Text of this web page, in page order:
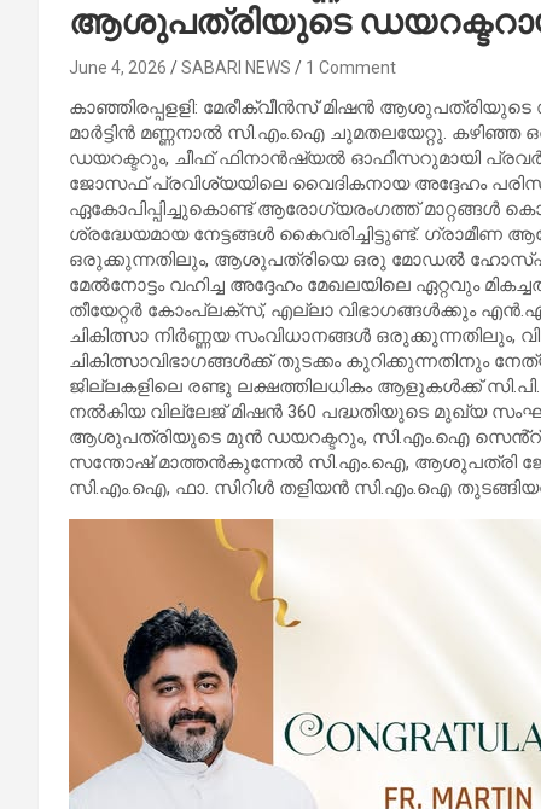
ആശുപത്രിയുടെ
June 4, 2026 SABARI NEWS 1 Comment
കാഞ്ഞിരപ്പളളി: മേരീക്വീൻസ് മിഷൻ
മാർട്ടിൻ മണ്ണനാൽ സി.എം.ഐ ചുമതലയേറ്റു.
ഡയറക്ടറും, ചീഫ് ഫിനാൻഷ്യൽ ഓഫീസറുമായി
ജോസഫ് പ്രവിശ്യയിലെ വൈദികനായ അദ്ദേഹം
ഏകോപിപ്പിച്ചുകൊണ്ട് ആരോഗ്യരംഗത്ത് മാറ്റങ്ങൾ
ശ്രദ്ധേയമായ നേട്ടങ്ങൾ കൈവരിച്ചിട്ടുണ്ട്.
ഒരുക്കുന്നതിലും, ആശുപത്രിയെ ഒരു മോഡൽ
മേൽനോട്ടം വഹിച്ച അദ്ദേഹം മേഖലയിലെ ഏറ്റവും
തീയേറ്റർ കോംപ്ലക്സ്, എല്ലാ വിഭാഗങ്ങൾക്കും
ചികിത്സാ നിർണ്ണയ സംവിധാനങ്ങൾ ഒരുക്കുന്നതിലും,
ചികിത്സാവിഭാഗങ്ങൾക്ക് തുടക്കം കുറിക്കുന്നതിനും
ജില്ലകളിലെ രണ്ടു ലക്ഷത്തിലധികം ആളുകൾക്ക്
നൽകിയ വില്ലേജ് മിഷൻ 360 പദ്ധതിയുടെ മുഖ്യ
ആശുപത്രിയുടെ മുൻ ഡയറക്ടറും, സി.എം.ഐ
സന്തോഷ് മാത്തൻകുന്നേൽ സി.എം.ഐ, ആശുപത്രി
സി.എം.ഐ, ഫാ. സിറിൾ തളിയൻ സി.എം.ഐ